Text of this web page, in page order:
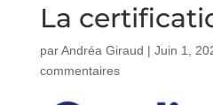
La
parAndréa Giraud | Juin 1,
commentaires